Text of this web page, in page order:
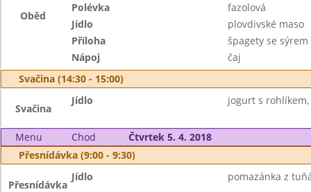
Oběd
Polévka
fazolová
Jídlo
plovdivské maso
Příloha
špagety se sýrem
Nápoj
čaj
Svačina (14:30 - 15:00)
Svačina
Jídlo jogurt s rohlíkem,
Menu Chod
Čtvrtek 5. 4. 2018
Přesnídávka (9:00 - 9:30)
Přesnídávka
Jídlo pomazánka z